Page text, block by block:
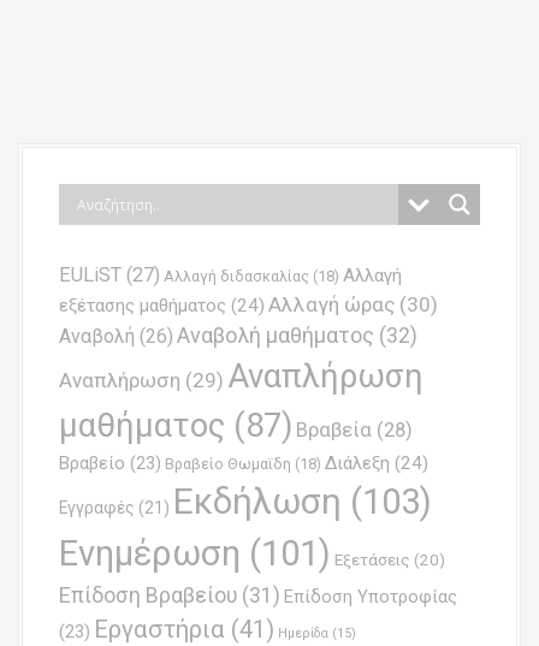
EULiST (27) Αλλαγή διδασκαλίας (18) Αλλαγή
εξέτασης μαθήματος (24) Αλλαγή ώρας (30)
Αναβολή (26) Αναβολή μαθήματος (32)
Αναπλήρωση (29) Αναπλήρωση
μαθήματος (87) Βραβεία (28)
Βραβείο (23) Βραβείο Θωμαϊδη (18) Διάλεξη (24)
Εγγραφές (21) Εκδήλωση (103)
Ενημέρωση (101) Εξετάσεις (20)
Επίδοση Βραβείου (31) Επίδοση Υποτροφίας
(23) Εργαστήρια (41) Ημερίδα (15)